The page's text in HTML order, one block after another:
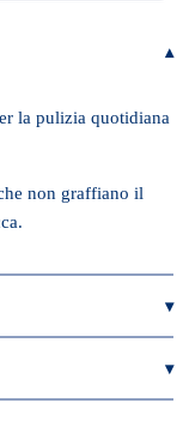
▾
la pulizia quotidiana
non graffiano il
▾
▾